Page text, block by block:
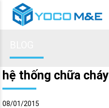
hệ thống chữa cháy
08/01/2015